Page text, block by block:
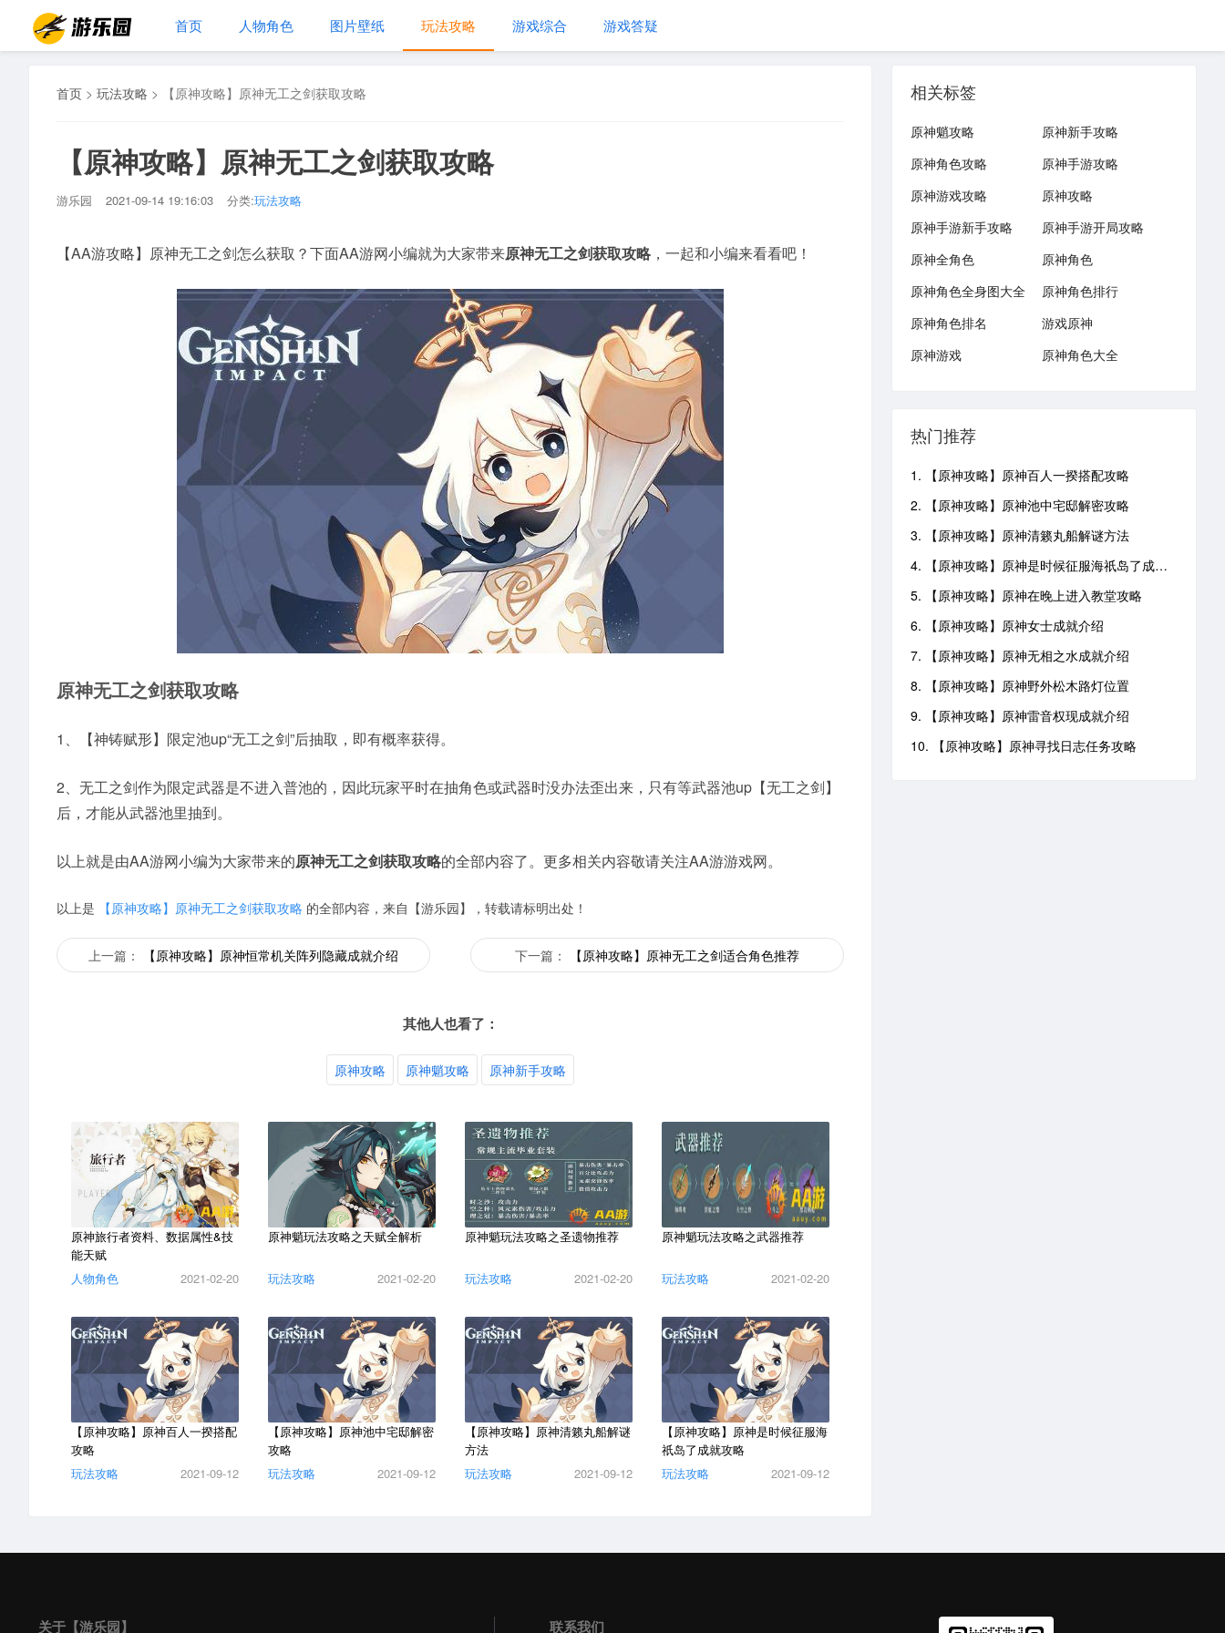
首页 人物角色 图片壁纸 玩法攻略 游戏综合 游戏答疑
首页 > 玩法攻略 > 【原神攻略】原神无工之剑获取攻略
【原神攻略】原神无工之剑获取攻略
游乐园 2021-09-14 19:16:03 分类:玩法攻略
【AA游攻略】原神无工之剑怎么获取？下面AA游网小编就为大家带来原神无工之剑获取攻略 ，一起和小编来看看吧！
原神无工之剑获取攻略
1、【神铸赋形】限定池up“无工之剑”后抽取，即有概率获得。
2、无工之剑作为限定武器是不进入普池的，因此玩家平时在抽角色或武器时没办法歪出来，只有等武器池up【无工之剑】
后，才能从武器池里抽到。
以上就是由AA游网小编为大家带来的原神无工之剑获取攻略的全部内容了。更多相关内容敬请关注AA游游戏网。
以上是 【原神攻略】原神无工之剑获取攻略 的全部内容，来自【游乐园】，转载请标明出处！
上一篇： 【原神攻略】原神恒常机关阵列隐藏成就介绍 下一篇： 【原神攻略】原神无工之剑适合角色推荐
其他人也看了：
原神攻略 原神魈攻略 原神新手攻略
原神旅行者资料、数据属性&技
能天赋
人物角色
2021-02-20
原神魈玩法攻略之天赋全解析
玩法攻略 2021-02-20
原神魈玩法攻略之圣遗物推荐
玩法攻略 2021-02-20
原神魈玩法攻略之武器推荐
玩法攻略 2021-02-20
【原神攻略】原神百人一揆搭配
攻略
玩法攻略
2021-09-12
【原神攻略】原神池中宅邸解密
攻略
玩法攻略
2021-09-12
【原神攻略】原神清籁丸船解谜
方法
玩法攻略
2021-09-12
【原神攻略】原神是时候征服海
祇岛了成就攻略
玩法攻略
2021-09-12
相关标签
原神魈攻略
原神新手攻略
原神角色攻略
原神手游攻略
原神游戏攻略
原神攻略
原神手游新手攻略
原神手游开局攻略
原神全角色
原神角色
原神角色全身图大全
原神角色排行
原神角色排名
游戏原神
原神游戏
原神角色大全
热门推荐
1. 【原神攻略】原神百人一揆搭配攻略
2. 【原神攻略】原神池中宅邸解密攻略
3. 【原神攻略】原神清籁丸船解谜方法
4. 【原神攻略】原神是时候征服海祇岛了成就攻略
5. 【原神攻略】原神在晚上进入教堂攻略
6. 【原神攻略】原神女士成就介绍
7. 【原神攻略】原神无相之水成就介绍
8. 【原神攻略】原神野外松木路灯位置
9. 【原神攻略】原神雷音权现成就介绍
10. 【原神攻略】原神寻找日志任务攻略
关于【游乐园】 联系我们